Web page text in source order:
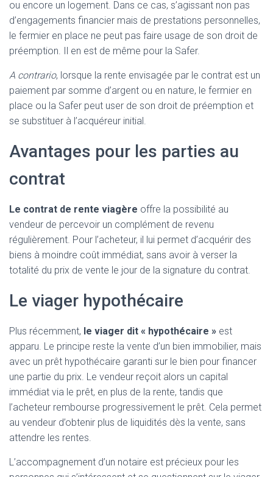
ou encore un logement. Dans ce cas, s’agissant non pas
d’engagements financier mais de prestations personnelles,
le fermier en place ne peut pas faire usage de son droit de
préemption. Il en est de même pour la Safer.
A contrario, lorsque la rente envisagée par le contrat est un
paiement par somme d’argent ou en nature, le fermier en
place ou la Safer peut user de son droit de préemption et
se substituer à l’acquéreur initial.
Avantages pour les parties au
contrat
Le contrat de rente viagère offre la possibilité au
vendeur de percevoir un complément de revenu
régulièrement. Pour l’acheteur, il lui permet d’acquérir des
biens à moindre coût immédiat, sans avoir à verser la
totalité du prix de vente le jour de la signature du contrat.
Le viager hypothécaire
Plus récemment, le viager dit « hypothécaire » est
apparu. Le principe reste la vente d’un bien immobilier, mais
avec un prêt hypothécaire garanti sur le bien pour financer
une partie du prix. Le vendeur reçoit alors un capital
immédiat via le prêt, en plus de la rente, tandis que
l’acheteur rembourse progressivement le prêt. Cela permet
au vendeur d’obtenir plus de liquidités dès la vente, sans
attendre les rentes.
L’accompagnement d’un notaire est précieux pour les